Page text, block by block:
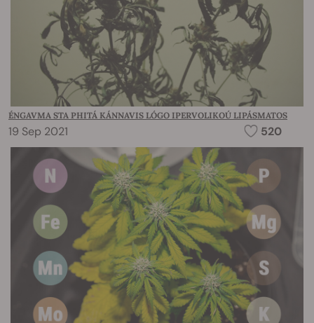
ÉNGAVMA STA PHITÁ KÁNNAVIS LÓGO IPERVOLIKOÚ LIPÁSMATOS
19 Sep 2021 520